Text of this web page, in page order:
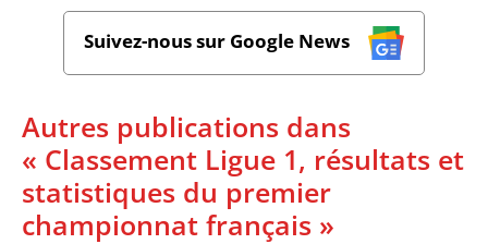
Suivez-nous sur Google News
Autres publications dans
« Classement Ligue 1, résultats et
statistiques du premier
championnat français »